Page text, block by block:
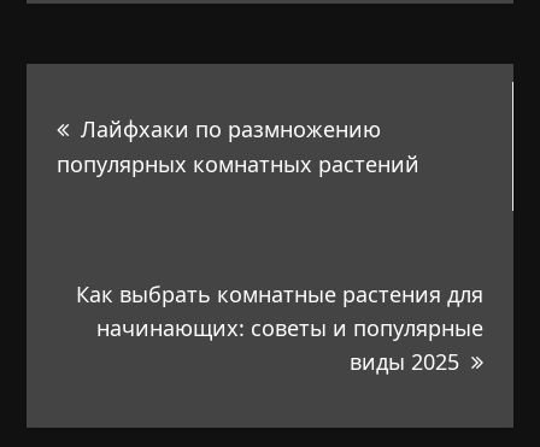
по
Лайфхаки по размножению
популярных комнатных растений
Как выбрать комнатные растения для
начинающих: советы и популярные
виды 2025